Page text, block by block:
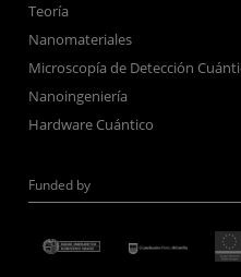
Teoría
Nanomateriales
Microscopía de Detección
Nanoingeniería
Hardware Cuántico
Funded by